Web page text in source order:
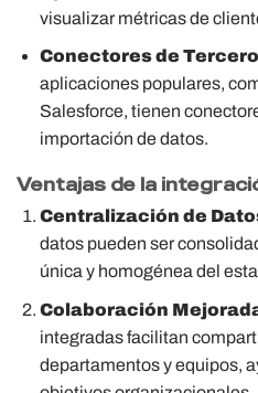
visualizar métricas de
Conectores de
aplicaciones populares,
Salesforce, tienen
importación de datos.
Ventajas de la
Centralización de
datos pueden ser
única y homogénea del
Colaboración
integradas facilitan
departamentos y equipos,